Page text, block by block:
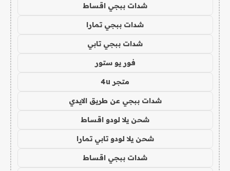
شدات ببجي اقساط
شدات ببجي تمارا
شدات ببجي تابي
فور يو ستور
متجر 4u
شدات ببجي عن طريق الايدي
شحن يلا لودو اقساط
شحن يلا لودو تابي تمارا
شدات ببجي اقساط